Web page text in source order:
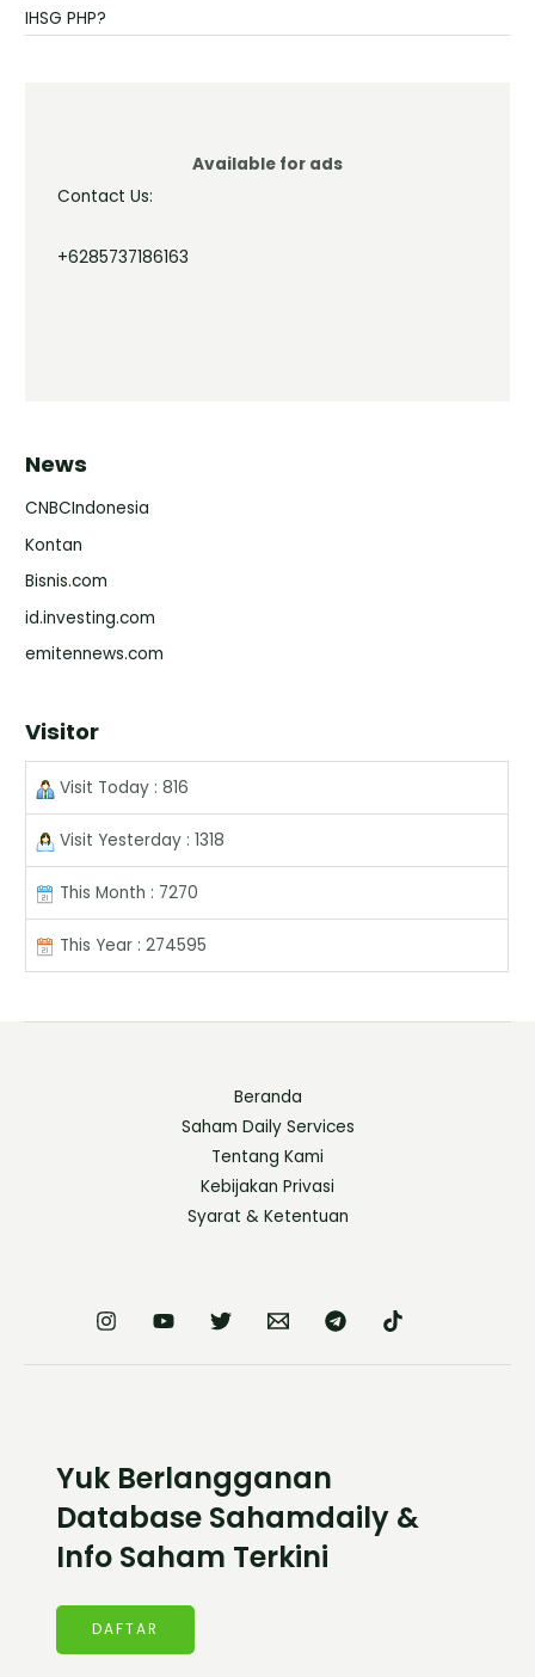
IHSG PHP?
Available for ads
Contact Us:
+6285737186163
News
CNBCIndonesia
Kontan
Bisnis.com
id.investing.com
emitennews.com
Visitor
Visit Today : 816
Visit Yesterday : 1318
This Month : 7270
This Year : 274595
Beranda
Saham Daily Services
Tentang Kami
Kebijakan Privasi
Syarat & Ketentuan
Yuk Berlangganan
Database Sahamdaily &
Info Saham Terkini
DAFTAR